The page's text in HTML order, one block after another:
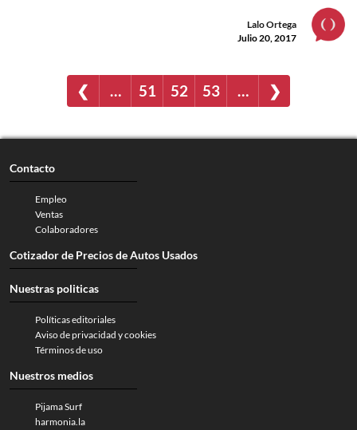
Lalo Ortega
Julio 20, 2017
❮ … 51 52 53 … ❯
Contacto
Empleo
Ventas
Colaboradores
Cotizador de Precios de Autos Usados
Nuestras politicas
Políticas editoriales
Aviso de privacidad y cookies
Términos de uso
Nuestros medios
Pijama Surf
harmonia.la